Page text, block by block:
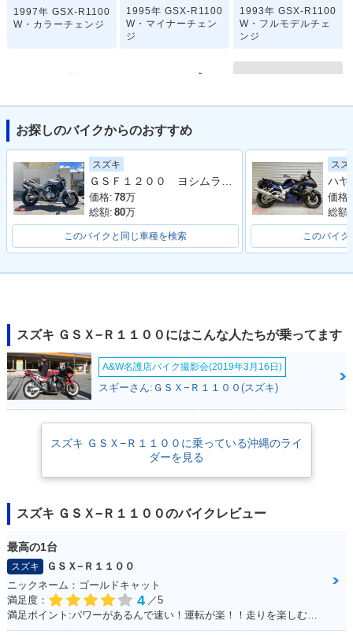
1997年 GSX-R1100
W・カラーチェンジ
1995年 GSX-R1100
W・マイナーチェン
ジ
1993年 GSX-R1100
W・フルモデルチェ
ンジ
1991年 GSX-R110
0・マイナーチェン
ジ
ジ
1989年 GSX-R110
0・マイナーチェン
お探しのバイクからのおすすめ
スズキ
ＧＳＦ１２００ ヨシムラタンデムステップ ヨシムラキャブ車 社外マフラー ウオタニ オーリンズ
価格: 78万
総額: 80万
このバイクと同じ車種を検索
スズ
価格:
総額:
このバイク
スズキ ＧＳＸ−Ｒ１１００にはこんな人たちが乗ってます
A&W名護店バイク撮影会(2019年3月16日)
スギーさん:ＧＳＸ−Ｒ１１００(スズキ)
スズキ ＧＳＸ−Ｒ１１００に乗っている沖縄のライ
ダーを見る
スズキ ＧＳＸ−Ｒ１１００のバイクレビュー
最高の1台
スズキ
ＧＳＸ−Ｒ１１００
ニックネーム：ゴールドキャット
満足度：
4 ／5